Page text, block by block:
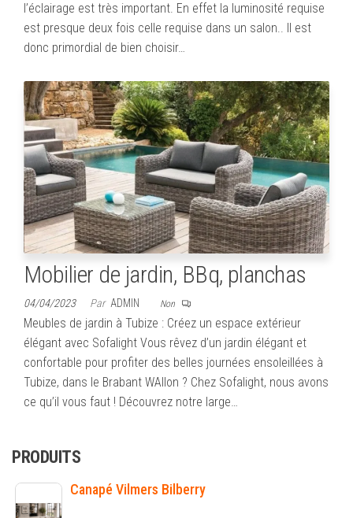
l’éclairage est très important. En effet la luminosité requise
est presque deux fois celle requise dans un salon.. Il est
donc primordial de bien choisir…
Mobilier de jardin, BBq, planchas
04/04/2023 Par ADMIN Non
Meubles de jardin à Tubize : Créez un espace extérieur
élégant avec Sofalight Vous rêvez d’un jardin élégant et
confortable pour profiter des belles journées ensoleillées à
Tubize, dans le Brabant WAllon ? Chez Sofalight, nous avons
ce qu’il vous faut ! Découvrez notre large…
PRODUITS
Canapé Vilmers Bilberry